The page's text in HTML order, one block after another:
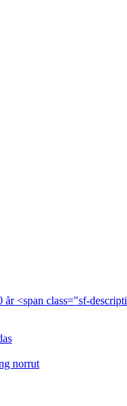
<span class="sf-
norrut